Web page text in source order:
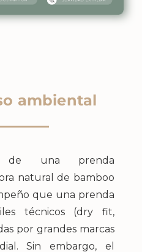
ambiental
de una prenda
natural de bamboo
que una prenda
técnicos (dry fit,
por grandes marcas
Sin embargo, el